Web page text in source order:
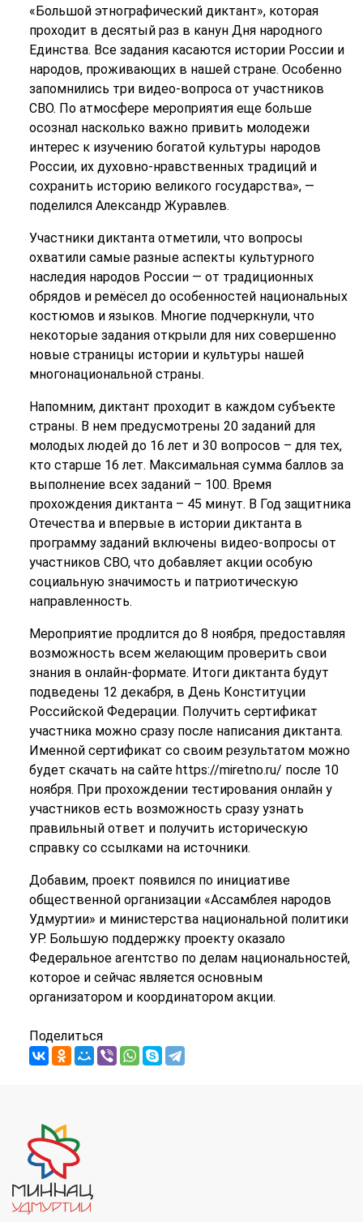
«Большой этнографический диктант», которая
проходит в десятый раз в канун Дня народного
Единства. Все задания касаются истории России и
народов, проживающих в нашей стране. Особенно
запомнились три видео-вопроса от участников
СВО. По атмосфере мероприятия еще больше
осознал насколько важно привить молодежи
интерес к изучению богатой культуры народов
России, их духовно-нравственных традиций и
сохранить историю великого государства», —
поделился Александр Журавлев.
Участники диктанта отметили, что вопросы
охватили самые разные аспекты культурного
наследия народов России — от традиционных
обрядов и ремёсел до особенностей национальных
костюмов и языков. Многие подчеркнули, что
некоторые задания открыли для них совершенно
новые страницы истории и культуры нашей
многонациональной страны.
Напомним, диктант проходит в каждом субъекте
страны. В нем предусмотрены 20 заданий для
молодых людей до 16 лет и 30 вопросов – для тех,
кто старше 16 лет. Максимальная сумма баллов за
выполнение всех заданий – 100. Время
прохождения диктанта – 45 минут. В Год защитника
Отечества и впервые в истории диктанта в
программу заданий включены видео-вопросы от
участников СВО, что добавляет акции особую
социальную значимость и патриотическую
направленность.
Мероприятие продлится до 8 ноября, предоставляя
возможность всем желающим проверить свои
знания в онлайн-формате. Итоги диктанта будут
подведены 12 декабря, в День Конституции
Российской Федерации. Получить сертификат
участника можно сразу после написания диктанта.
Именной сертификат со своим результатом можно
будет скачать на сайте https://miretno.ru/ после 10
ноября. При прохождении тестирования онлайн у
участников есть возможность сразу узнать
правильный ответ и получить историческую
справку со ссылками на источники.
Добавим, проект появился по инициативе
общественной организации «Ассамблея народов
Удмуртии» и министерства национальной политики
УР. Большую поддержку проекту оказало
Федеральное агентство по делам национальностей,
которое и сейчас является основным
организатором и координатором акции.
Поделиться